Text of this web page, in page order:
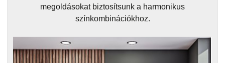
megoldásokat biztosítsunk a harmonikus
színkombinációkhoz.